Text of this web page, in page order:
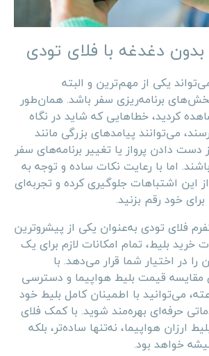
دغدغه با فلای تودی
یکی از مهم‌ترین و البته
برنامه‌ریزی سفر باشد. همان‌طور
کردید، خطاهایی که شاید در نگاه
می‌توانند پیامدهای بزرگی مانند
دست دادن پرواز یا تغییر برنامه‌های سفر
اما با رعایت نکات ساده و توجه به
این اشتباهات جلوگیری کرده و تجربه‌ای
خود رقم بزنید.
فلای تودی به‌عنوان یکی از پیشروترین
خرید بلیط، تمام امکانات لازم برای یک
در اختیار شما قرار می‌دهد. با
مقایسه قیمت بلیط هواپیما و دسترسی
۲۴ساعته، می‌توانید با اطمینان کامل بلیط خود
حرفه‌ای بهره‌مند شوید. با کمک فلای
ارزان هواپیما، نه‌تنها ساده‌تر، بلکه
خواهد بود.